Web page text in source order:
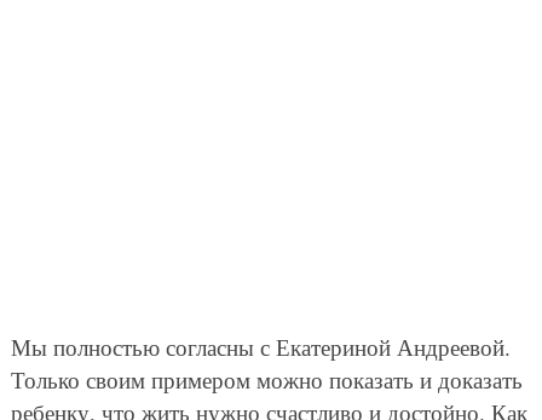
Мы полностью согласны с Екатериной Андреевой.
Только своим примером можно показать и доказать
ребенку, что жить нужно счастливо и достойно. Как